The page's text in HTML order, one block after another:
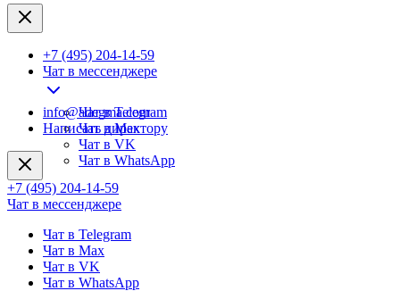
+7 (495) 204-14-59
Чат в мессенджере
Чат в Telegram
Чат в Max
Чат в VK
Чат в WhatsApp
info@adegma.com
Написать директору
+7 (495) 204-14-59
Чат в мессенджере
Чат в Telegram
Чат в Max
Чат в VK
Чат в WhatsApp